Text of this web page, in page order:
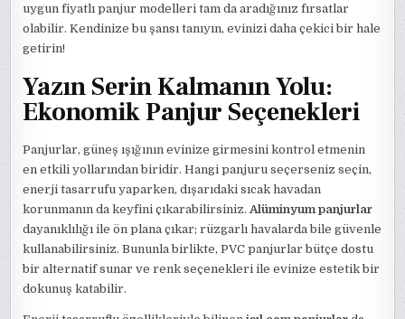
uygun fiyatlı panjur modelleri tam da aradığınız fırsatlar
olabilir. Kendinize bu şansı tanıyın, evinizi daha çekici bir hale
getirin!
Yazın Serin Kalmanın Yolu:
Ekonomik Panjur Seçenekleri
Panjurlar, güneş ışığının evinize girmesini kontrol etmenin
en etkili yollarından biridir. Hangi panjuru seçerseniz seçin,
enerji tasarrufu yaparken, dışarıdaki sıcak havadan
korunmanın da keyfini çıkarabilirsiniz. Alüminyum panjurlar
dayanıklılığı ile ön plana çıkar; rüzgarlı havalarda bile güvenle
kullanabilirsiniz. Bununla birlikte, PVC panjurlar bütçe dostu
bir alternatif sunar ve renk seçenekleri ile evinize estetik bir
dokunuş katabilir.